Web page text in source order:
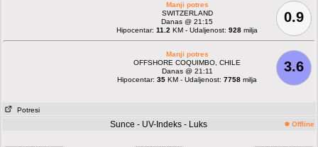
0.9
Manji potres
SWITZERLAND
Danas @ 21:15
Hipocentar:11.2 KM - Udaljenost:928 milja
3.6
Manji potres
OFFSHORE COQUIMBO, CHILE
Danas @ 21:11
Hipocentar:35 KM - Udaljenost:7758 milja
Potresi
Sunce - UV-Indeks - Luks Offline